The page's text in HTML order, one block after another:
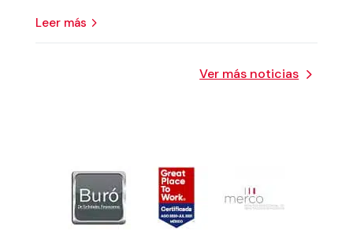
leer más
Ver más noticias